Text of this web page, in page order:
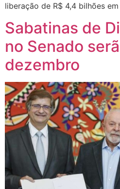
liberação de R$ 4,4 bilhões
Sabatinas de
no Senado
dezembro